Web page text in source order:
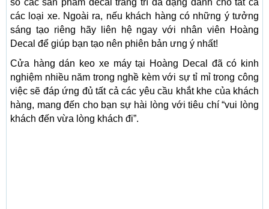
số các sản phẩm decal trang trí đa dạng dành cho tất cả
các loại xe. Ngoài ra, nếu khách hàng có những ý tưởng
sáng tạo riêng hãy liên hệ ngay với nhân viên Hoàng
Decal để giúp bạn tạo nên phiên bản ưng ý nhất!
Cửa hàng dán keo xe máy tại Hoàng Decal đã có kinh
nghiệm nhiều năm trong nghề kèm với sự tỉ mỉ trong công
việc sẽ đáp ứng đủ tất cả các yêu cầu khắt khe của khách
hàng, mang đến cho bạn sự hài lòng với tiêu chí “vui lòng
khách đến vừa lòng khách đi”.